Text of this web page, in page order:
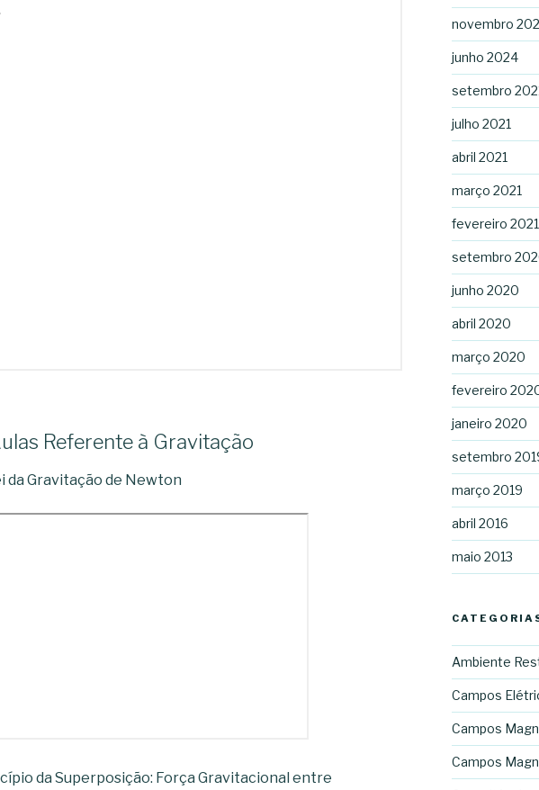
Referente à Gravitação
da Gravitação de Newton
da Superposição: Força Gravitacional entre
novembro
junho 2024
setembro
julho 2021
abril 2021
março 2021
fevereiro 2021
setembro
junho 2020
abril 2020
março 2020
fevereiro
janeiro 2020
setembro
março 2019
abril 2016
maio 2013
Ambiente
Campos
Campos
Campos